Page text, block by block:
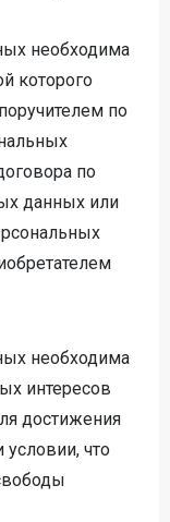
необходима
которого
по
по
данных или
необходима
интересов
достижения
что